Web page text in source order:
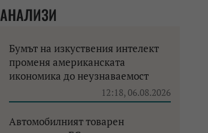
АНАЛИЗИ
Бумът на изкуствения интелект
променя американската
икономика до неузнаваемост
12:18, 06.08.2026
Автомобилният товарен